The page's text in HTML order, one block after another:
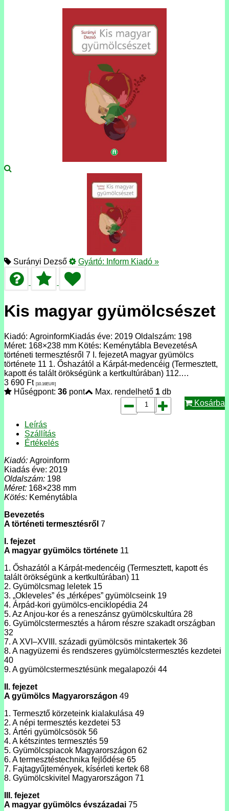
Surányi Dezső Gyártó: Inform Kiadó »
Kis magyar gyümölcsészet
Kiadó: AgroinformKiadás éve: 2019 Oldalszám: 198
Méret: 168×238 mm Kötés: Keménytábla BevezetésA
történeti termesztésről 7 I. fejezetA magyar gyümölcs
története 11 1. Őshazától a Kárpát-medencéig (Termesztett,
kapott és talált örökségünk a kertkultúrában) 112.…
3 690 Ft [10.16EUR]
Hűségpont: 36 pont Max. rendelhető 1 db
Kosárba
Leírás
Szállítás
Értékelés
Kiadó: Agroinform
Kiadás éve: 2019
Oldalszám: 198
Méret: 168×238 mm
Kötés: Keménytábla
Bevezetés
A történeti termesztésről 7
I. fejezet
A magyar gyümölcs története 11
1. Őshazától a Kárpát-medencéig (Termesztett, kapott és
talált örökségünk a kertkultúrában) 11
2. Gyümölcsmag leletek 15
3. „Okleveles” és „térképes” gyümölcseink 19
4. Árpád-kori gyümölcs-enciklopédia 24
5. Az Anjou-kor és a reneszánsz gyümölcskultúra 28
6. Gyümölcstermesztés a három részre szakadt országban
32
7. A XVI–XVIII. századi gyümölcsös mintakertek 36
8. A nagyüzemi és rendszeres gyümölcstermesztés kezdetei
40
9. A gyümölcstermesztésünk megalapozói 44
II. fejezet
A gyümölcs Magyarországon 49
1. Termesztő körzeteink kialakulása 49
2. A népi termesztés kezdetei 53
3. Ártéri gyümölcsösök 56
4. A kétszintes termesztés 59
5. Gyümölcspiacok Magyarországon 62
6. A termesztéstechnika fejlődése 65
7. Fajtagyűjtemények, kísérleti kertek 68
8. Gyümölcskivitel Magyarországon 71
III. fejezet
A magyar gyümölcs évszázadai 75